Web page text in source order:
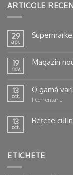
ARTICOLE
29
apr.
19
nov.
Magazin
13
oct.
O gamă
1 Comentariu
13
oct.
Rețete
ETICHETE